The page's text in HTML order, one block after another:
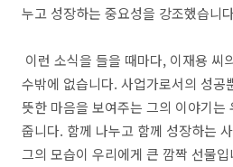
누고 성장하는 중요성을 강조했습니
이런 소식을 들을 때마다, 이재용 씨
수밖에 없습니다. 사업가로서의 성공
뜻한 마음을 보여주는 그의 이야기는
줍니다. 함께 나누고 함께 성장하는
그의 모습이 우리에게 큰 깜짝 선물